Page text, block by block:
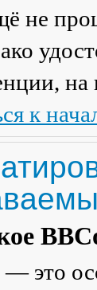
не
на
к
— это